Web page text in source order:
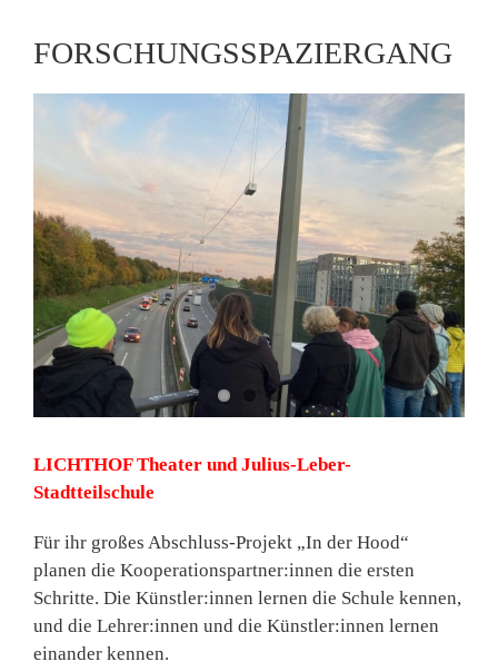
FORSCHUNGSSPAZIERGANG
LICHTHOF Theater und Julius-Leber-
Stadtteilschule
Für ihr großes Abschluss-Projekt „In der Hood“
planen die Kooperationspartner:innen die ersten
Schritte. Die Künstler:innen lernen die Schule kennen,
und die Lehrer:innen und die Künstler:innen lernen
einander kennen.